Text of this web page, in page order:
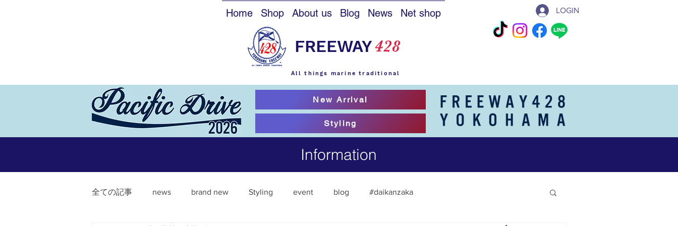
Home Shop About us Blog News Net shop LOGIN
FREEWAY428
All things marine traditional
New Arrival
Styling
Information
全ての記事 news brand new Styling event blog #daikanzaka